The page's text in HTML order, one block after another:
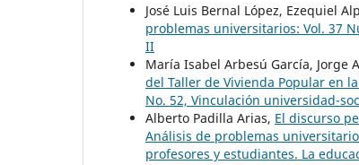
José Luis Bernal López, Ezequiel
problemas universitarios: Vol. 37
II
María Isabel Arbesú García, Jorge
del Taller de Vivienda Popular en
No. 52, Vinculación universidad-
Alberto Padilla Arias, El discurso
Análisis de problemas
profesores y estudiantes. La